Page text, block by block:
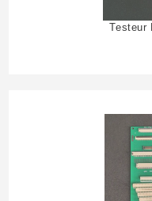
Testeur